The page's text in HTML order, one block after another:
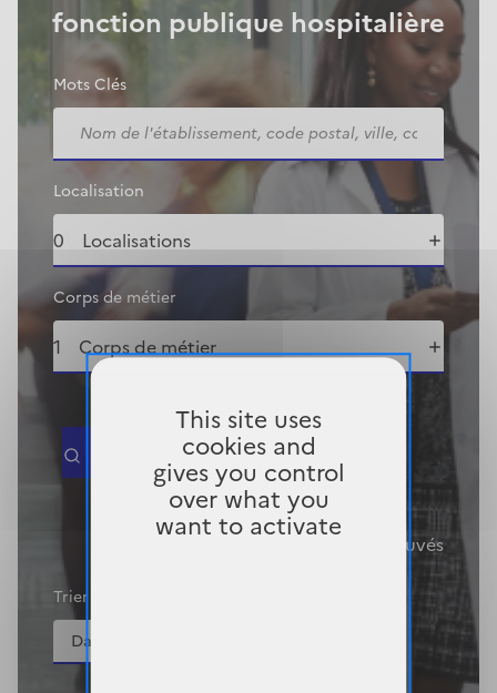
fonction publique hospitalière
Mots Clés
Localisation
Localisations
0
Corps de métier
Corps de métier
1
Rechercher
concours trouvés
Trier par
This site uses
cookies and
gives you control
over what you
want to activate